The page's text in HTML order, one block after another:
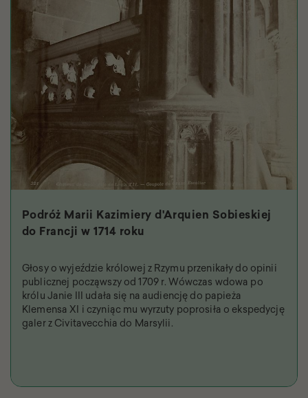
Podróż Marii Kazimiery d'Arquien Sobieskiej
do Francji w 1714 roku
Głosy o wyjeździe królowej z Rzymu przenikały do opinii
publicznej począwszy od 1709 r. Wówczas wdowa po
królu Janie III udała się na audiencję do papieża
Klemensa XI i czyniąc mu wyrzuty poprosiła o ekspedycję
galer z Civitavecchia do Marsylii.